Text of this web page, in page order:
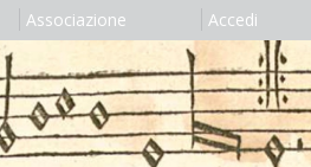
Associazione Accedi